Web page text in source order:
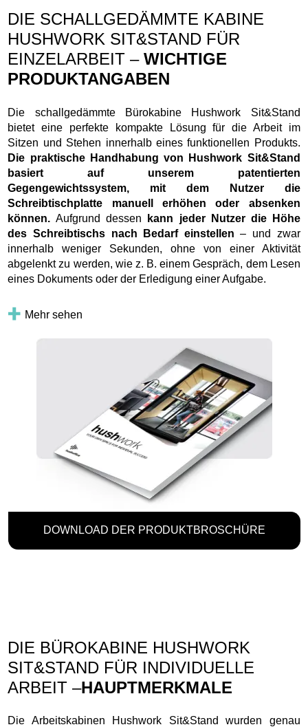
DIE SCHALLGEDÄMMTE KABINE
HUSHWORK SIT&STAND FÜR
EINZELARBEIT –WICHTIGE
PRODUKTANGABEN
Die schallgedämmte Bürokabine Hushwork Sit&Stand
bietet eine perfekte kompakte Lösung für die Arbeit im
Sitzen und Stehen innerhalb eines funktionellen Produkts.
Die praktische Handhabung von Hushwork Sit&Stand
basiert auf unserem patentierten
Gegengewichtssystem, mit dem Nutzer die
Schreibtischplatte manuell erhöhen oder absenken
können.Aufgrund dessen
kann jeder Nutzer die Höhe
des Schreibtischs nach Bedarf einstellen– und zwar
innerhalb weniger Sekunden, ohne von einer Aktivität
abgelenkt zu werden, wie z. B. einem Gespräch, dem Lesen
eines Dokuments oder der Erledigung einer Aufgabe.
Mehr sehen
DOWNLOAD DER PRODUKTBROSCHÜRE
DIE BÜROKABINE HUSHWORK
SIT&STAND FÜR INDIVIDUELLE
ARBEIT –HAUPTMERKMALE
Die Arbeitskabinen Hushwork Sit&Stand wurden genau